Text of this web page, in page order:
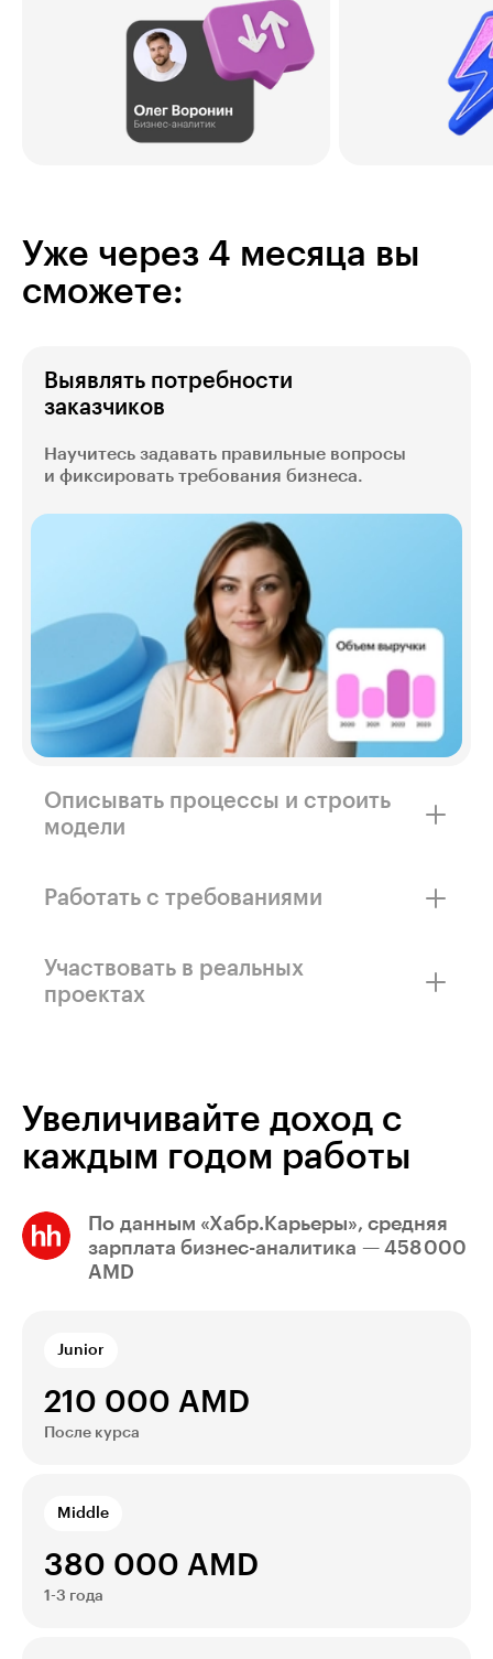
Уже через 4 месяца вы
сможете:
Выявлять потребности
заказчиков
Научитесь задавать правильные вопросы
и фиксировать требования бизнеса.
Описывать процессы и строить
модели
и представлять их в понятных схемах.
Работать с требованиями
и согласовывать требования к продукту.
Участвовать в реальных
проектах
Увеличивайте доход с
каждым годом работы
По данным «Хабр.Карьеры», средняя
зарплата бизнес-аналитика — 458 000
AMD
210 000 AMD
Junior
После курса
380 000 AMD
Middle
1-3 года